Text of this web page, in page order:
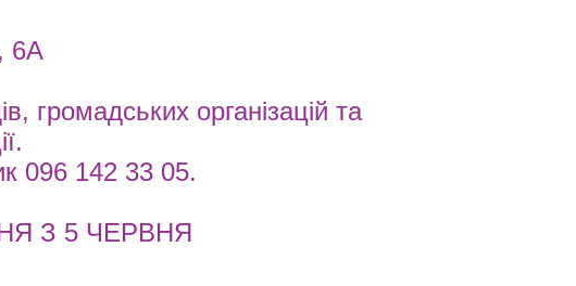
6А
громадських організацій та
096 142 33 05.
З 5 ЧЕРВНЯ